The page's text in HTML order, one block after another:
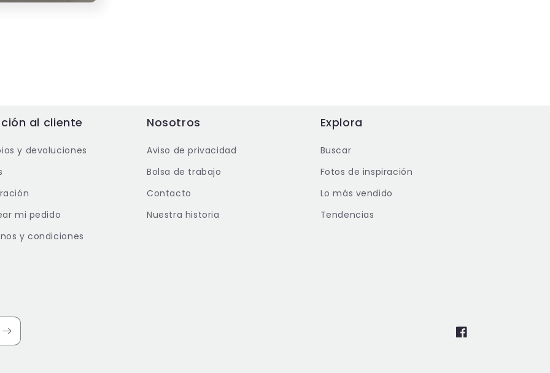
al cliente
y devoluciones
mi pedido
y condiciones
Nosotros
Aviso de privacidad
Bolsa de trabajo
Contacto
Nuestra historia
Explora
Buscar
Fotos de inspiración
Lo más vendido
Tendencias
Facebook